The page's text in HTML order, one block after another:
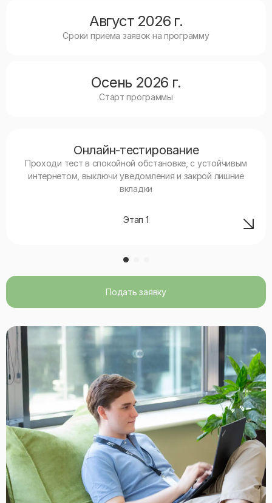
Август 2026 г.
Сроки приема заявок на программу
Осень 2026 г.
Старт программы
Онлайн-тестирование
Проходи тест в спокойной обстановке, с устойчивым
интернетом, выключи уведомления и закрой лишние
вкладки
Этап 1
Подать заявку